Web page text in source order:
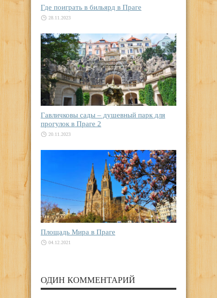
Где поиграть в бильярд в Праге
28.11.2023
Гавличковы сады – душевный парк для
прогулок в Праге 2
20.11.2023
Площадь Мира в Праге
04.12.2021
ОДИН КОММЕНТАРИЙ